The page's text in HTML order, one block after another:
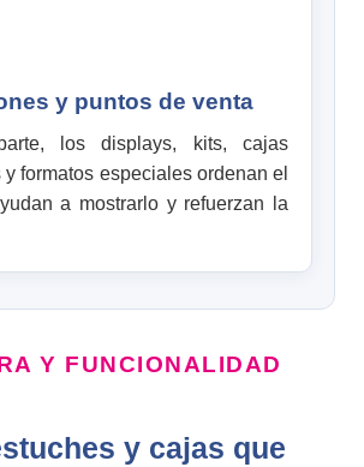
y puntos de venta
los displays, kits, cajas
formatos especiales ordenan el
a mostrarlo y refuerzan la
Y FUNCIONALIDAD
y cajas que